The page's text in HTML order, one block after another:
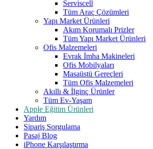
Serviscell
Tüm Araç Çözümleri
Yapı Market Ürünleri
Akım Korumalı Prizler
Tüm Yapı Market Ürünleri
Ofis Malzemeleri
Evrak İmha Makineleri
Ofis Mobilyaları
Masaüstü Gereçleri
Tüm Ofis Malzemeleri
Akıllı & İlginç Ürünler
Tüm Ev-Yaşam
Apple Eğitim Ürünleri
Yardım
Sipariş Sorgulama
Pasaj Blog
iPhone Karşılaştırma